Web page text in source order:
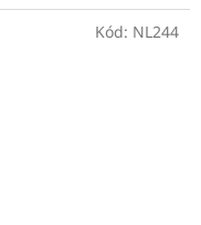
Kód: NL244